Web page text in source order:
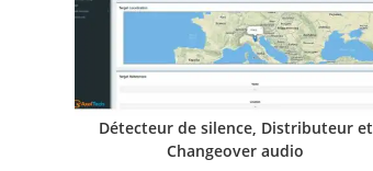
Détecteur de silence, Distributeur et
Changeover audio